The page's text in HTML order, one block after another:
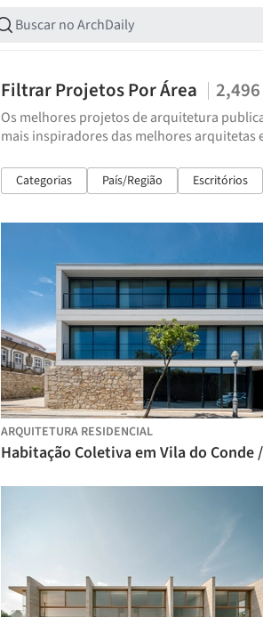
Filtrar Projetos Por Área 2,496
Os melhores projetos de arquitetura
mais inspiradores das melhores arquitetas
Categorias País/Região Escritórios
ARQUITETURA RESIDENCIAL